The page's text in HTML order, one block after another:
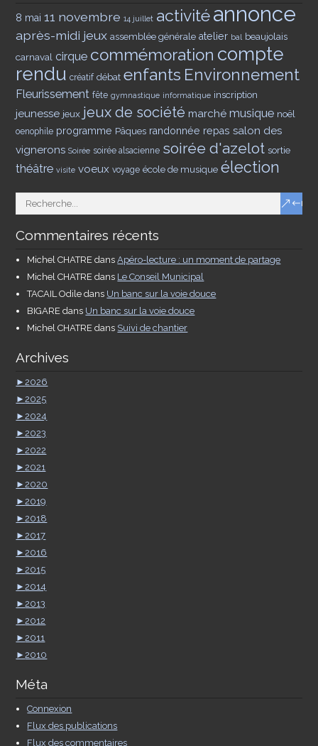
8 mai 11 novembre 14 juillet activitéannonce
après-midi jeux assemblée générale atelier bal beaujolais
carnaval cirque commémoration compte
rendu créatif débat enfants Environnement
Fleurissement fête gymnastique informatique inscription
jeunesse jeux jeux de société marché musique noël
oenophile programme Pâques randonnée repas salon des
vignerons Soirée soirée alsacienne soirée d'azelot sortie
théâtre visite voeux voyage école de musique élection
Commentaires récents
Michel CHATRE dansApéro-lecture : un moment de partage
Michel CHATRE dans Le Conseil Municipal
TACAIL Odile dans Un banc sur la voie douce
BIGARE dans Un banc sur la voie douce
Michel CHATRE dans Suivi de chantier
Archives
►2026
►2025
►2024
►2023
►2022
►2021
►2020
►2019
►2018
►2017
►2016
►2015
►2014
►2013
►2012
►2011
►2010
Méta
Connexion
Flux des publications
Flux des commentaires